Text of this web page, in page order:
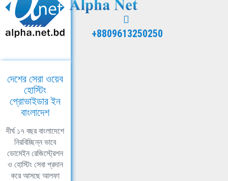
+8809613250250
দেশের সেরা ওয়েব
হোস্টিং
প্রোভাইডার ইন
বাংলাদেশ
দীর্ঘ ১৭ বছর বাংলাদেশে
নিরবিচ্ছিন্ন ভাবে
ডোমেইন রেজিস্ট্রেশন
ও হোস্টিং সেবা প্রদান
করে আসছে আলফা